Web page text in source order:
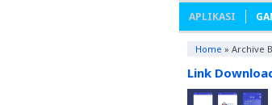
APLIKASI
Home » Archive
Link